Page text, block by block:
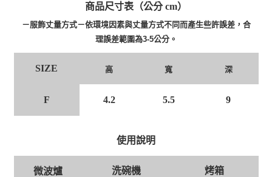
商品尺寸表（公分 cm）
－服飾丈量方式－依環境因素與丈量方式不同而產生些許誤差，合
理誤差範圍為3-5公分。
SIZE 高 寬 深
F 4.2 5.5 9
使用說明
微波爐 洗碗機 烤箱